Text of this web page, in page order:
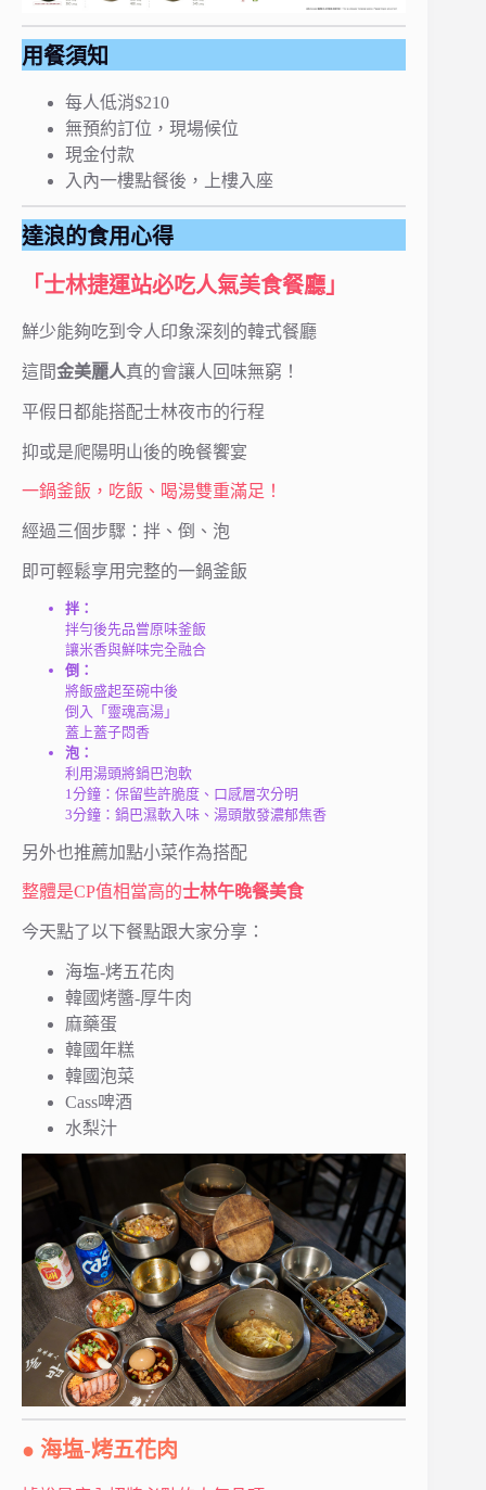
用餐須知
每人低消$210
無預約訂位，現場候位
現金付款
入內一樓點餐後，上樓入座
達浪的食用心得
「士林捷運站必吃人氣美食餐廳」
鮮少能夠吃到令人印象深刻的韓式餐廳
這間金美麗人真的會讓人回味無窮！
平假日都能搭配士林夜市的行程
抑或是爬陽明山後的晚餐饗宴
一鍋釜飯，吃飯、喝湯雙重滿足！
經過三個步驟：拌、倒、泡
即可輕鬆享用完整的一鍋釜飯
拌：
拌勻後先品嘗原味釜飯
讓米香與鮮味完全融合
倒：
將飯盛起至碗中後
倒入「靈魂高湯」
蓋上蓋子悶香
泡：
利用湯頭將鍋巴泡軟
1分鐘：保留些許脆度、口感層次分明
3分鐘：鍋巴濕軟入味、湯頭散發濃郁焦香
另外也推薦加點小菜作為搭配
整體是CP值相當高的士林午晚餐美食
今天點了以下餐點跟大家分享：
海塩-烤五花肉
韓國烤醬-厚牛肉
麻藥蛋
韓國年糕
韓國泡菜
Cass啤酒
水梨汁
● 海塩-烤五花肉